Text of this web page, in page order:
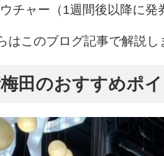
チャー（1週間後以降に発
このブログ記事で解説し
田のおすすめポイ